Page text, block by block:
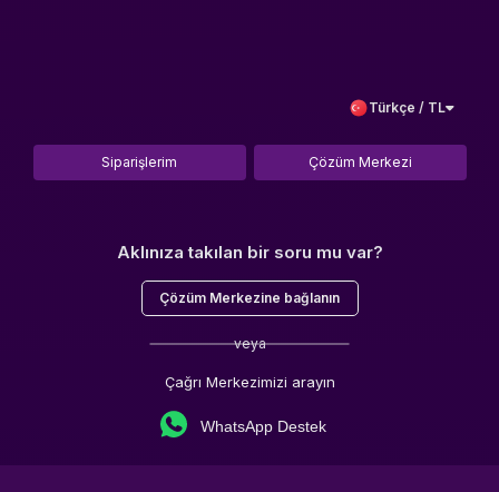
Türkçe / TL
Siparişlerim Çözüm Merkezi
Aklınıza takılan bir soru mu var?
Çözüm Merkezine bağlanın
veya
Çağrı Merkezimizi arayın
WhatsApp Destek